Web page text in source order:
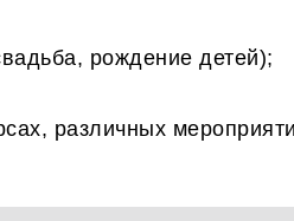
рождение детей);
различных